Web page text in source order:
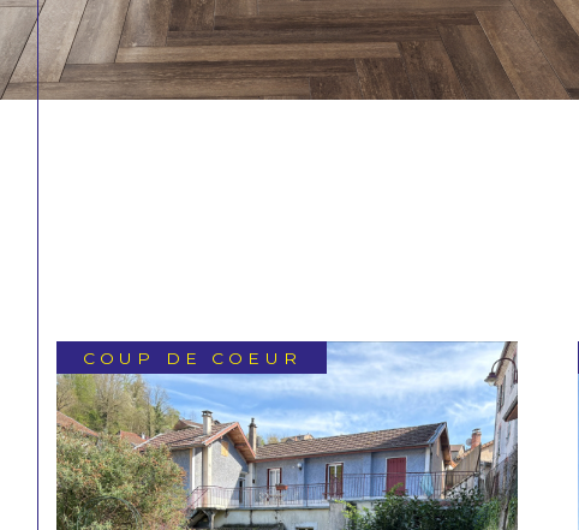
EXCLUSIF
COUP DE COEUR